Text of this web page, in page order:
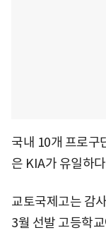
국내 10개 프로구
은 KIA가 유일하
교토국제고는 감
3월 선발 고등학